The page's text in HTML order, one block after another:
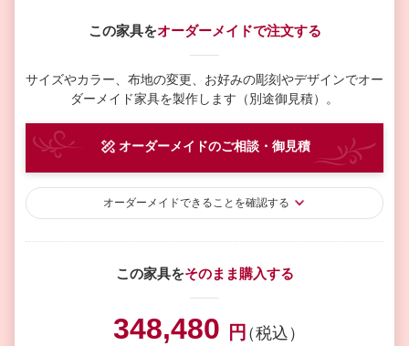
この家具をオーダーメイドで注文する
サイズやカラー、布地の変更、お好みの彫刻やデザインでオー
ダーメイド家具を製作します（別途御見積）。
オーダーメイドのご相談・御見積
オーダーメイドできることを確認する
この家具をそのまま購入する
348,480 円（税込）